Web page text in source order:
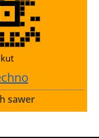
sawer